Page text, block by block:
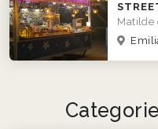
Matilde